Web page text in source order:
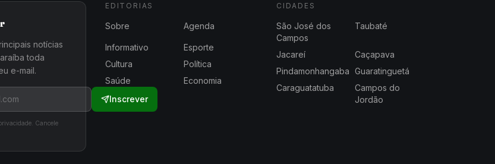
notícias
toda
e-mail.
Inscrever
Cancele
EDITORIAS
Sobre Agenda
Informativo
Esporte
Cultura
Política
Saúde
Economia
CIDADES
São José dos
Campos
Taubaté
Jacareí
Caçapava
Pindamonhangaba Guaratinguetá
Caraguatatuba
Campos do
Jordão